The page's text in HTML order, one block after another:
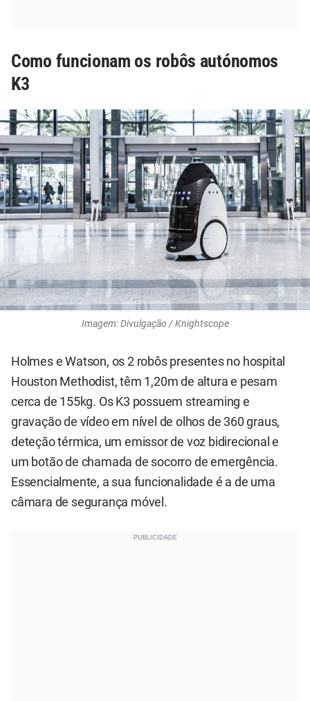
Como funcionam os robôs autónomos
K3
Imagem: Divulgação / Knightscope
Holmes e Watson, os 2 robôs presentes no hospital
Houston Methodist, têm 1,20m de altura e pesam
cerca de 155kg. Os K3 possuem streaming e
gravação de vídeo em nível de olhos de 360 graus,
deteção térmica, um emissor de voz bidirecional e
um botão de chamada de socorro de emergência.
Essencialmente, a sua funcionalidade é a de uma
câmara de segurança móvel.